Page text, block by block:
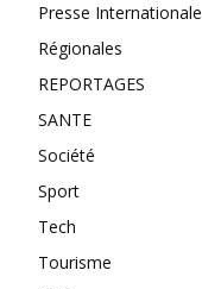
Presse Internationale
Régionales
REPORTAGES
SANTE
Société
Sport
Tech
Tourisme